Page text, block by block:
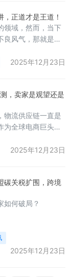
正道才是王道！
领域，然而，当下
良风气，那就是部
2025年12月23日
，卖家是观望还是
物流供应链一直是
为全球电商巨头，
政策——亚马逊
2025年12月23日
碳关税扩围，跨境
如何破局？
2025年12月23日